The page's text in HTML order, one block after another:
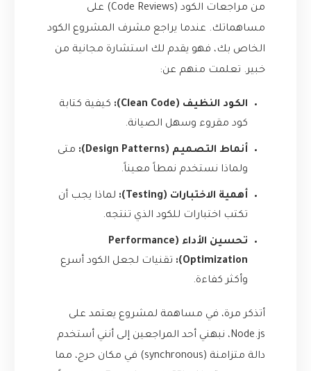
من مراجعات الكود (Code Reviews) على
مساهماتك. عندما يراجع مشرف المشروع الكود
الخاص بك، فهو يقدم لك استشارة مجانية من
خبير. تعلمت منهم عن:
الكود النظيف (Clean Code):
كيفية كتابة
كود مقروء وسهل الصيانة.
أنماط التصميم (Design Patterns):
متى
ولماذا نستخدم نمطاً معيناً.
أهمية الاختبارات (Testing):
لماذا يجب أن
تكتب اختبارات للكود الذي تنتجه.
تحسين الأداء (Performance
Optimization):
تقنيات لجعل الكود أسرع
وأكثر كفاءة.
أتذكر مرة، في مساهمة لمشروع يعتمد على
Node.js، نبهني أحد المراجعين إلى أنني أستخدم
دالة متزامنة (synchronous) في مكان حرج، مما